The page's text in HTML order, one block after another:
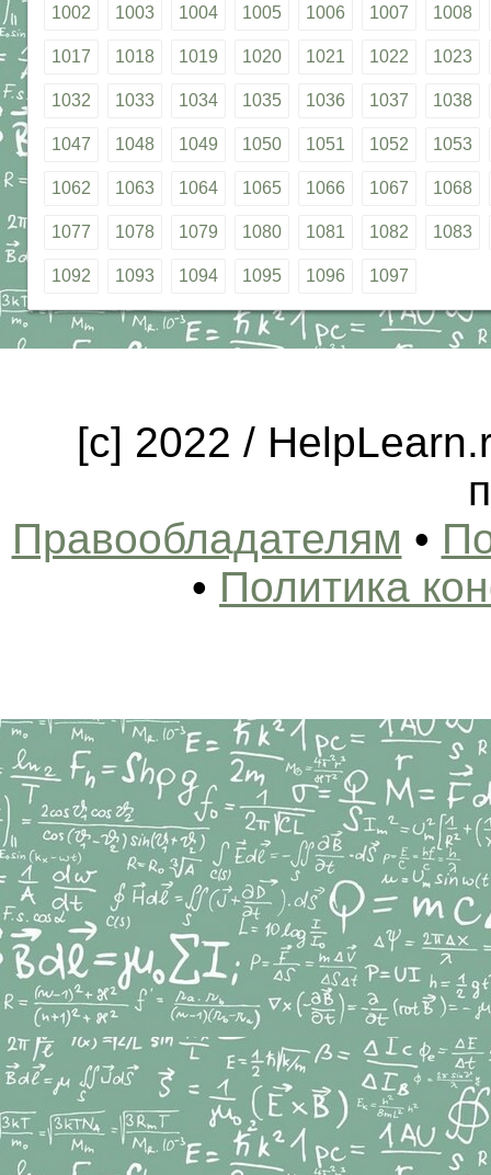
1002 1003 1004 1005 1006 1007 1008
1017 1018 1019 1020 1021 1022 1023
1032 1033 1034 1035 1036 1037 1038
1047 1048 1049 1050 1051 1052 1053
1062 1063 1064 1065 1066 1067 1068
1077 1078 1079 1080 1081 1082 1083
1092 1093 1094 1095 1096 1097
[c] 2022 /
Правообладателям •
• Политика